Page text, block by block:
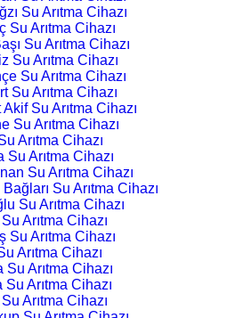
Su Arıtma Cihazı
Su Arıtma Cihazı
Su Arıtma Cihazı
Su Arıtma Cihazı
Su Arıtma Cihazı
Su Arıtma Cihazı
Su Arıtma Cihazı
Su Arıtma Cihazı
Arıtma Cihazı
Su Arıtma Cihazı
Su Arıtma Cihazı
Su Arıtma Cihazı
Su Arıtma Cihazı
Arıtma Cihazı
Su Arıtma Cihazı
Arıtma Cihazı
Su Arıtma Cihazı
Su Arıtma Cihazı
Arıtma Cihazı